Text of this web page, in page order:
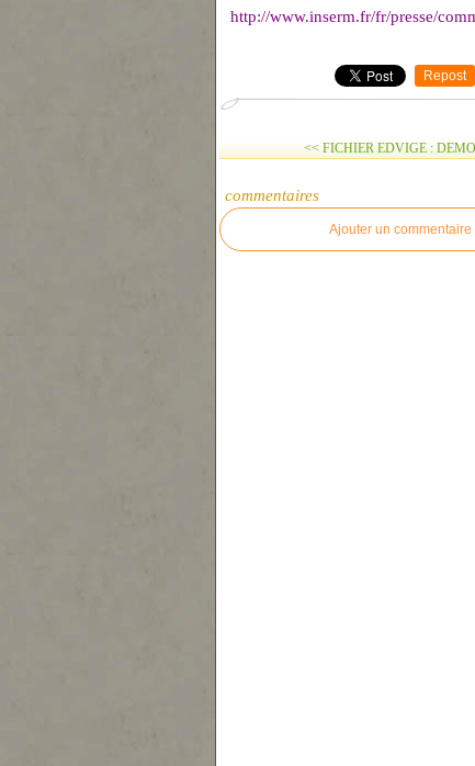
http://www.inserm.fr/fr/presse/
Repost
<< FICHIER EDVIGE :
commentaires
Ajouter un commentaire